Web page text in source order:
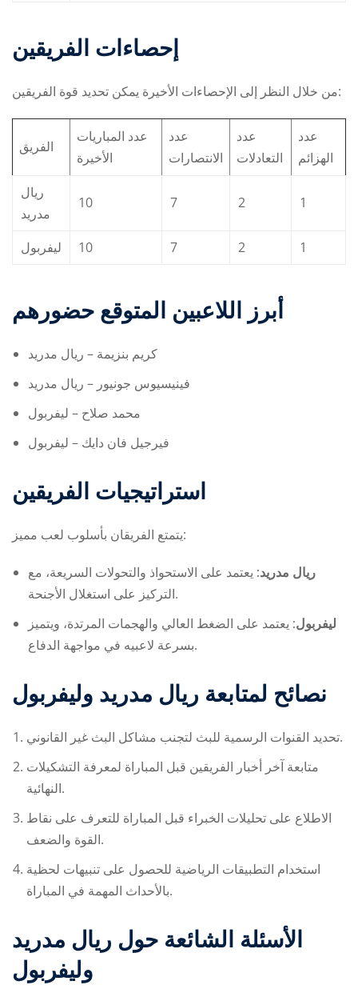
إحصاءات الفريقين
من خلال النظر إلى الإحصاءات الأخيرة يمكن تحديد قوة الفريقين:
الفريق
عدد المباريات
الأخيرة
عدد
الانتصارات
عدد
التعادلات
عدد
الهزائم
ريال
مدريد
10 7 2 1
ليفربول 10 7 2 1
أبرز اللاعبين المتوقع حضورهم
كريم بنزيمة – ريال مدريد
فينيسيوس جونيور – ريال مدريد
محمد صلاح – ليفربول
فيرجيل فان دايك – ليفربول
استراتيجيات الفريقين
يتمتع الفريقان بأسلوب لعب مميز:
ريال مدريد: يعتمد على الاستحواذ والتحولات السريعة، مع
التركيز على استغلال الأجنحة.
ليفربول: يعتمد على الضغط العالي والهجمات المرتدة، ويتميز
بسرعة لاعبيه في مواجهة الدفاع.
نصائح لمتابعة ريال مدريد وليفربول
تحديد القنوات الرسمية للبث لتجنب مشاكل البث غير القانوني.
متابعة آخر أخبار الفريقين قبل المباراة لمعرفة التشكيلات
النهائية.
الاطلاع على تحليلات الخبراء قبل المباراة للتعرف على نقاط
القوة والضعف.
استخدام التطبيقات الرياضية للحصول على تنبيهات لحظية
بالأحداث المهمة في المباراة.
الأسئلة الشائعة حول ريال مدريد
وليفربول